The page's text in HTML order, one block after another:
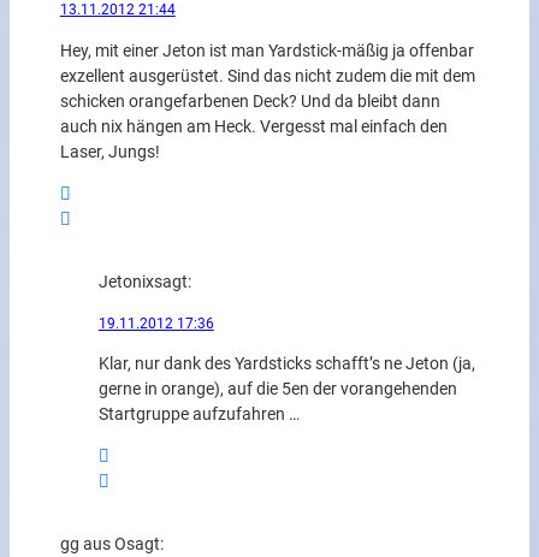
13.11.2012 21:44
Hey, mit einer Jeton ist man Yardstick-mäßig ja offenbar
exzellent ausgerüstet. Sind das nicht zudem die mit dem
schicken orangefarbenen Deck? Und da bleibt dann
auch nix hängen am Heck. Vergesst mal einfach den
Laser, Jungs!
Jetonixsagt:
19.11.2012 17:36
Klar, nur dank des Yardsticks schafft’s ne Jeton (ja,
gerne in orange), auf die 5en der vorangehenden
Startgruppe aufzufahren …
gg aus Osagt: